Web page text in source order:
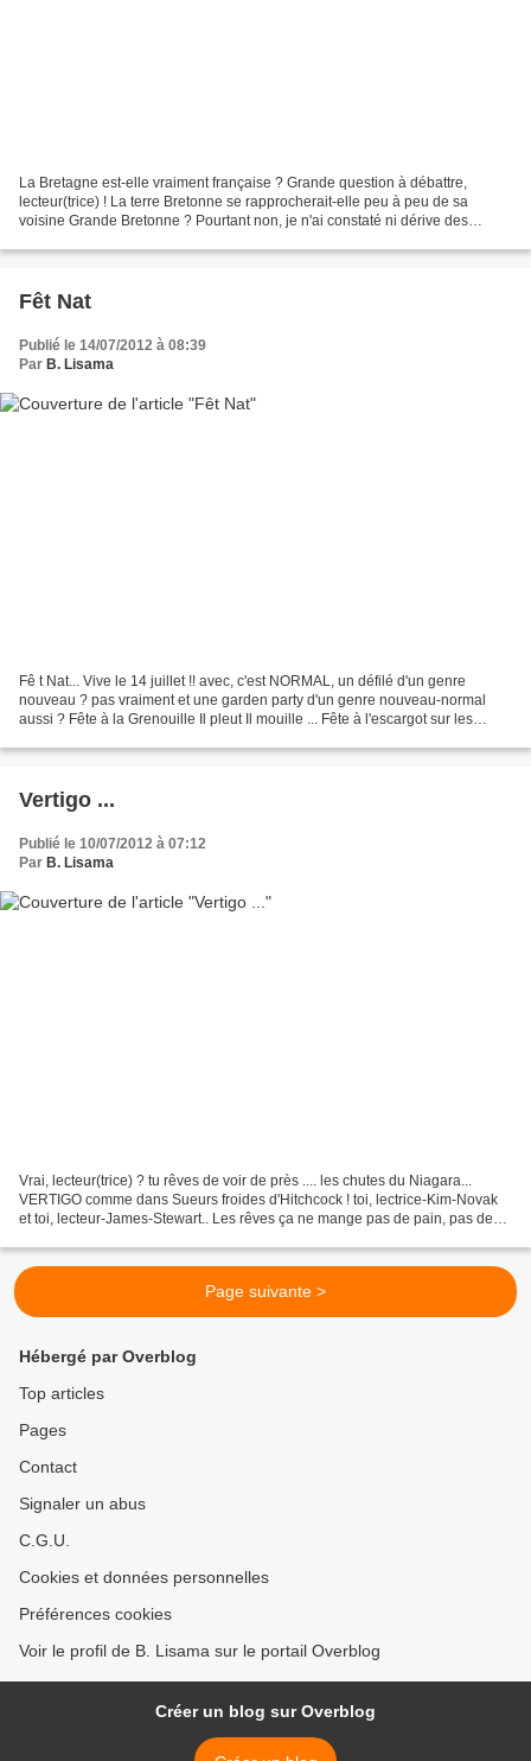
La Bretagne est-elle vraiment française ? Grande question à débattre,
lecteur(trice) ! La terre Bretonne se rapprocherait-elle peu à peu de sa
voisine Grande Bretonne ? Pourtant non, je n'ai constaté ni dérive des
Fêt Nat
Publié le 14/07/2012 à 08:39
Par B. Lisama
Fê t Nat... Vive le 14 juillet !! avec, c'est NORMAL, un défilé d'un genre
nouveau ? pas vraiment et une garden party d'un genre nouveau-normal
aussi ? Fête à la Grenouille Il pleut Il mouille ... Fête à l'escargot sur les
Vertigo ...
Publié le 10/07/2012 à 07:12
Par B. Lisama
Vrai, lecteur(trice) ? tu rêves de voir de près .... les chutes du Niagara...
VERTIGO comme dans Sueurs froides d'Hitchcock ! toi, lectrice-Kim-Novak
et toi, lecteur-James-Stewart.. Les rêves ça ne mange pas de pain, pas de
Page suivante >
Hébergé par Overblog
Top articles
Pages
Contact
Signaler un abus
C.G.U.
Cookies et données personnelles
Préférences cookies
Voir le profil de B. Lisama sur le portail Overblog
Créer un blog sur Overblog